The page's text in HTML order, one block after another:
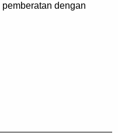
dengan